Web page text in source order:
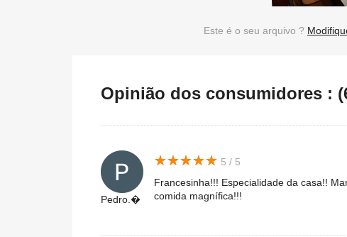
Este é o seu arquivo ?
Opinião dos consumidores :
Pedro.�
★★★★★
★★★★★ 5 / 5
Francesinha!!! Especialidade da casa!!
comida magnífica!!!